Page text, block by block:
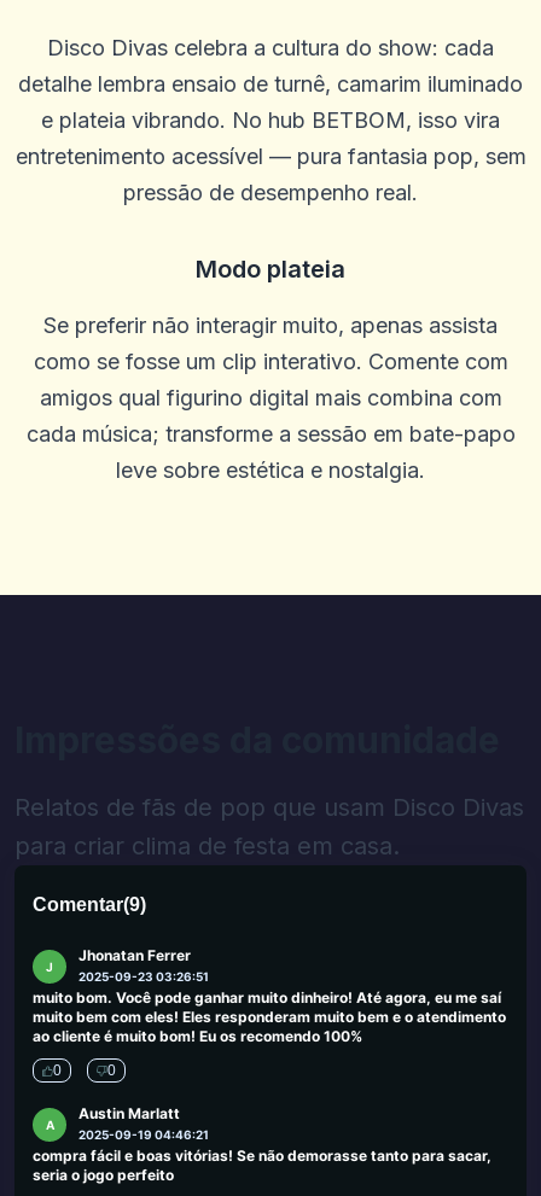
Disco Divas celebra a cultura do show: cada
detalhe lembra ensaio de turnê, camarim iluminado
e plateia vibrando. No hub BETBOM, isso vira
entretenimento acessível — pura fantasia pop, sem
pressão de desempenho real.
Modo plateia
Se preferir não interagir muito, apenas assista
como se fosse um clip interativo. Comente com
amigos qual figurino digital mais combina com
cada música; transforme a sessão em bate-papo
leve sobre estética e nostalgia.
Relatos de fãs de pop que usam Disco Divas
para criar clima de festa em casa.
Comentar(9)
Khiêm Phạm
Site de design moderno, equipe simpática
2025-10-15 07:14:12
SEM problemas para retirar. Os agentes estão sempre dispostos a
até agora. Feliz com tudo
0 0
Margaret Rodriguez
Ótimo cassino, muitas rodadas grátis
0 0
O
Olger Xhikselimi
2025-09-25 03:45:19
0 0
J
Jhonatan Ferrer
2025-09-23 03:26:51
muito bom. Você pode ganhar muito dinheiro! Até agora, eu me saí
muito bem com eles! Eles responderam muito bem e o atendimento
ao cliente é muito bom! Eu os recomendo 100%
0 0
A
Austin Marlatt
2025-09-19 04:46:21
compra fácil e boas vitórias! Se não demorasse tanto para sacar,
seria o jogo perfeito